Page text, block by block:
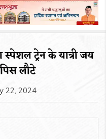
ट्रेन के यात्री जय
लौटे
22, 2024